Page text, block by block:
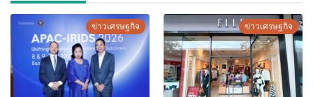
ข่าวเศรษฐกิจ ข่าวเศรษฐกิจ